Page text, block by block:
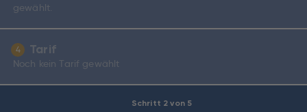
Schritt 2 von 5
gewählt.
4 Tarif
Noch kein Tarif gewählt